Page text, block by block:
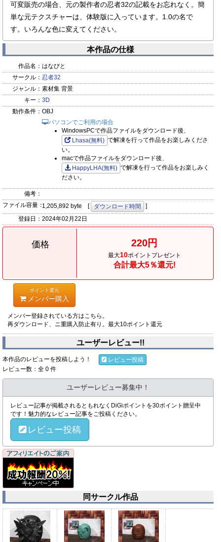
可変販売の場合、元の製作者の忍者32の記載をお忘れなく。簡
単な元テクスチャーは、体験版に入っています。1.0の名で
す。いろんな色に変えてください。
本作品の仕様
作品名： はなびと
サークル： 忍者32
ジャンル： 素材集 背景
キー： 3D
動作条件： OBJ
パソコンでご利用の場合
WindowsPCで作品ファイルをダウンロード後、
Lhasa(無料) で解凍を行って作品をお楽しみくださ
い。
macで作品ファイルをダウンロード後、
HappyLHA(無料) で解凍を行って作品をお楽しみく
ださい。
備考：
ファイル容量：1,205,892 byte [ ダウンロード時間
]
登録日： 2024年02月22日
価格 220円
最大10ポイントプレゼント
合計最大5％還元!
ポイント還元
メンバー購入
メンバー登録されている方はこちら。
再ダウンロード、ニ重購入防止有り。最大10ポイント還元
ユーザーレビュー!!
本作品のレビューを投稿しよう！
レビュー投稿
レビュー数：全 0 件
ユーザーレビュー募集中！
レビュー記事が掲載されるともれなくDiGiポイントを30ポイント贈呈中
です！魅力的なレビュー記事をご投稿ください。
レビュー投稿
同サークル作品